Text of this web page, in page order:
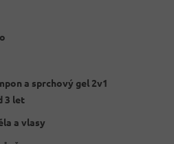
a sprchový gel 2v1
3 let
a vlasy